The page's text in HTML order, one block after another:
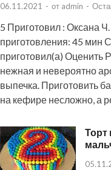
06.11.2021 - от admin -
5 Приготовил : Оксана
приготовления: 45 мин
приготовил(а) Оценить
нежная и невероятно
выпечка. Приготовить
на кефире несложно, а
Торт